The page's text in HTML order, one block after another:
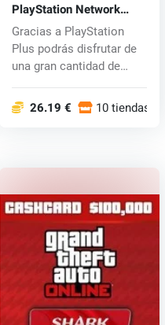
PlayStation Network
Card 365 days
Gracias a PlayStation
Plus podrás disfrutar de
una gran cantidad de
26.19 € 10 tiendas